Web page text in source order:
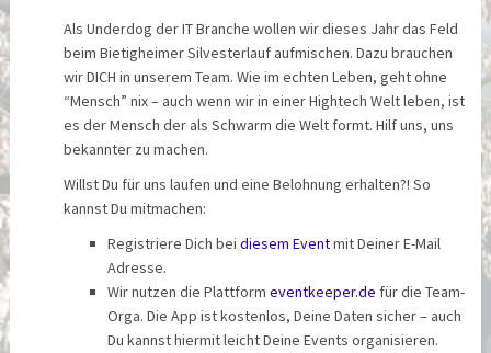
Als Underdog der IT Branche wollen wir dieses Jahr das Feld
beim Bietigheimer Silvesterlauf aufmischen. Dazu brauchen
wir DICH in unserem Team. Wie im echten Leben, geht ohne
“Mensch” nix – auch wenn wir in einer Hightech Welt leben, ist
es der Mensch der als Schwarm die Welt formt. Hilf uns, uns
bekannter zu machen.
Willst Du für uns laufen und eine Belohnung erhalten?! So
kannst Du mitmachen:
Registriere Dich beidiesem Eventmit Deiner E-Mail
Adresse.
Wir nutzen die Plattformeventkeeper.de für die Team-
Orga. Die App ist kostenlos, Deine Daten sicher – auch
Du kannst hiermit leicht Deine Events organisieren.